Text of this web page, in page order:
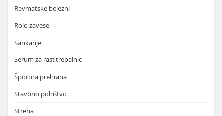
Revmatske bolezni
Rolo zavese
Sankanje
Serum za rast trepalnic
Športna prehrana
Stavbno pohištvo
Streha